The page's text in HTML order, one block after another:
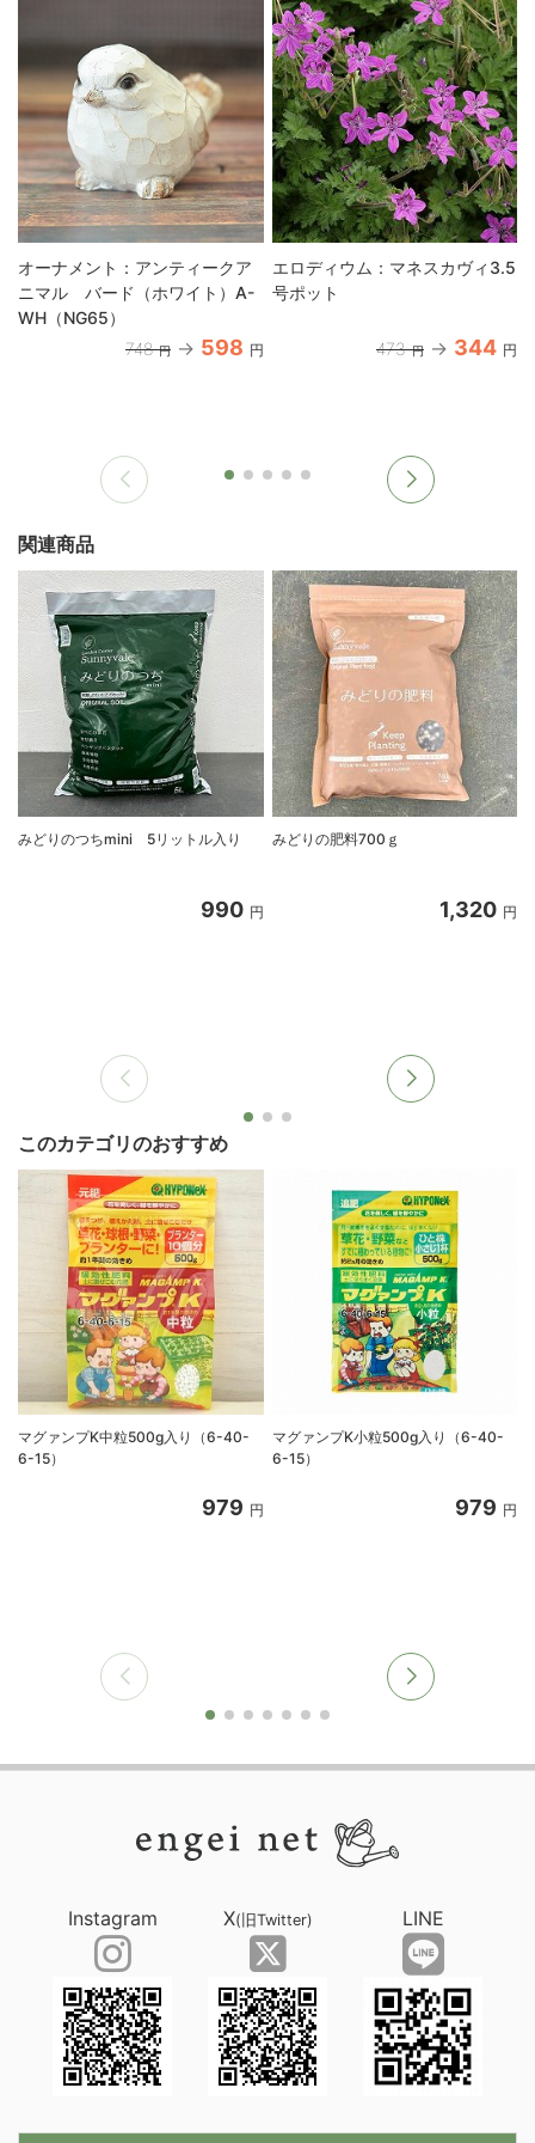
オーナメント：アンティークア
ニマル バード（ホワイト）A-
WH（NG65）
748 円 598 円
エロディウム：マネスカヴィ3.5
号ポット
473 円 344 円
関連商品
みどりのつちmini 5リットル入り
990 円
みどりの肥料700ｇ
1,320 円
このカテゴリのおすすめ
マグァンプK中粒500g入り（6-40-
6-15）
979 円
マグァンプK小粒500g入り（6-40-
6-15）
979 円
Instagram X(旧Twitter) LINE